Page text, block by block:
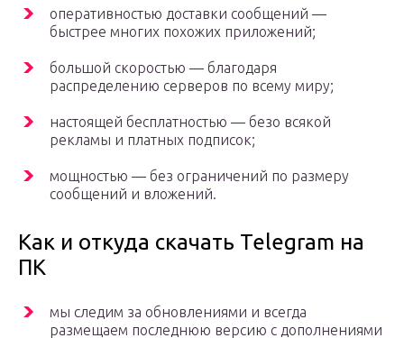
оперативностью доставки сообщений —
быстрее многих похожих приложений;
большой скоростью — благодаря
распределению серверов по всему миру;
настоящей бесплатностью — безо всякой
рекламы и платных подписок;
мощностью — без ограничений по размеру
сообщений и вложений.
Как и откуда скачать Telegram на
ПК
мы следим за обновлениями и всегда
размещаем последнюю версию с дополнениями